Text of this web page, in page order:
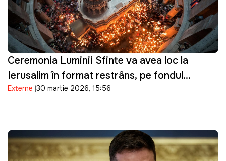
Ceremonia Luminii Sfinte va avea loc la
Ierusalim în format restrâns, pe fondul
tensiunilor de securitate
Externe 30 martie 2026, 15:56